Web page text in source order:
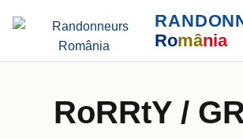
România
RoRRtY /